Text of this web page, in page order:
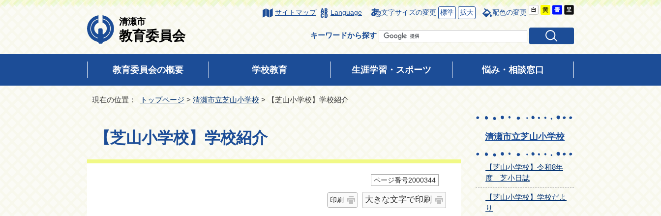
清瀬市
教育委員会
サイトマップ Language 文字サイズの変更 標準 拡大 配色の変更
キーワードから探す
教育委員会の概要 学校教育 生涯学習・スポーツ 悩み・相談窓口
現在の位置： トップページ > 清瀬市立芝山小学校 > 【芝山小学校】学校紹介
【芝山小学校】学校紹介
ページ番号2000344
印刷 大きな文字で印刷
清瀬市立芝山小学校
【芝山小学校】令和8年
度 芝小日誌
【芝山小学校】学校だよ
り